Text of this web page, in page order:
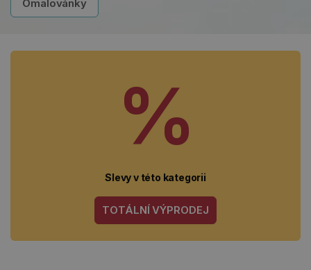
Omalovánky
%
Slevy v této kategorii
TOTÁLNÍ VÝPRODEJ